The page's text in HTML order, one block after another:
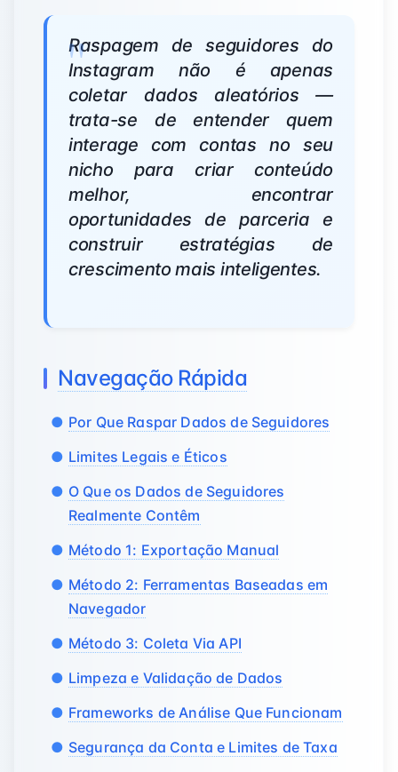
Raspagem de seguidores do
Instagram não é apenas
coletar dados aleatórios —
trata-se de entender quem
interage com contas no seu
nicho para criar conteúdo
melhor, encontrar
oportunidades de parceria e
construir estratégias de
crescimento mais inteligentes.
Navegação Rápida
Por Que Raspar Dados de Seguidores
Limites Legais e Éticos
O Que os Dados de Seguidores
Realmente Contêm
Método 1: Exportação Manual
Método 2: Ferramentas Baseadas em
Navegador
Método 3: Coleta Via API
Limpeza e Validação de Dados
Frameworks de Análise Que Funcionam
Segurança da Conta e Limites de Taxa